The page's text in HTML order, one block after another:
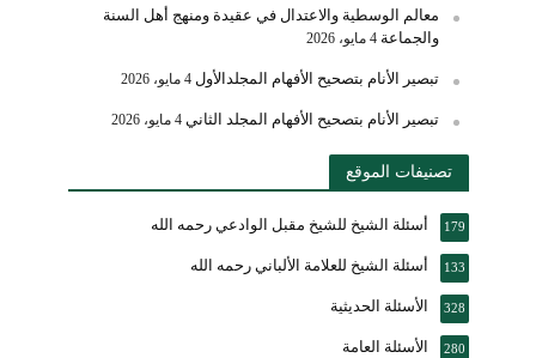
معالم الوسطية والاعتدال في عقيدة ومنهج أهل السنة
والجماعة 4 مايو، 2026
تبصير الأنام بتصحيح الأفهام المجلدالأول 4 مايو، 2026
تبصير الأنام بتصحيح الأفهام المجلد الثاني 4 مايو، 2026
تصنيفات الموقع
أسئلة الشيخ للشيخ مقبل الوادعي رحمه الله 179
أسئلة الشيخ للعلامة الألباني رحمه الله 133
الأسئلة الحديثية 328
الأسئلة العامة 280